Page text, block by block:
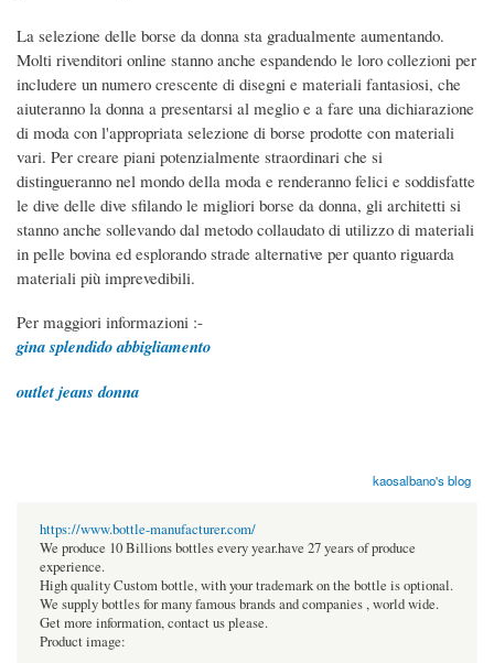
La selezione delle borse da donna sta gradualmente aumentando.
Molti rivenditori online stanno anche espandendo le loro collezioni per
includere un numero crescente di disegni e materiali fantasiosi, che
aiuteranno la donna a presentarsi al meglio e a fare una dichiarazione
di moda con l'appropriata selezione di borse prodotte con materiali
vari. Per creare piani potenzialmente straordinari che si
distingueranno nel mondo della moda e renderanno felici e soddisfatte
le dive delle dive sfilando le migliori borse da donna, gli architetti si
stanno anche sollevando dal metodo collaudato di utilizzo di materiali
in pelle bovina ed esplorando strade alternative per quanto riguarda
materiali più imprevedibili.
Per maggiori informazioni :-
gina splendido abbigliamento
outlet jeans donna
kaosalbano's blog
https://www.bottle-manufacturer.com/
We produce 10 Billions bottles every year.have 27 years of produce
experience.
High quality Custom bottle, with your trademark on the bottle is optional.
We supply bottles for many famous brands and companies , world wide.
Get more information, contact us please.
Product image: